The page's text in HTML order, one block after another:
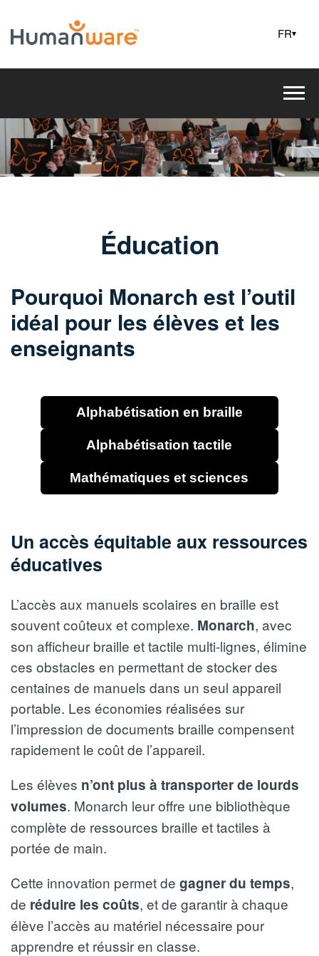
FR▾
Éducation
Pourquoi Monarch est l’outil
idéal pour les élèves et les
enseignants
Alphabétisation en braille
Alphabétisation tactile
Mathématiques et sciences
Un accès équitable aux ressources
éducatives
L’accès aux manuels scolaires en braille est
souvent coûteux et complexe. Monarch, avec
son afficheur braille et tactile multi-lignes, élimine
ces obstacles en permettant de stocker des
centaines de manuels dans un seul appareil
portable. Les économies réalisées sur
l’impression de documents braille compensent
rapidement le coût de l’appareil.
Les élèves n’ont plus à transporter de lourds
volumes. Monarch leur offre une bibliothèque
complète de ressources braille et tactiles à
portée de main.
Cette innovation permet de gagner du temps,
de réduire les coûts, et de garantir à chaque
élève l’accès au matériel nécessaire pour
apprendre et réussir en classe.